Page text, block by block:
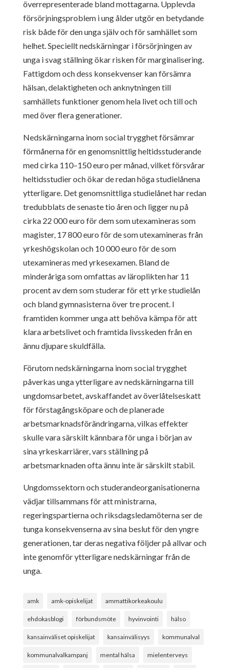
överrepresenterade bland mottagarna. Upplevda
försörjningsproblem i ung ålder utgör en betydande
risk både för den unga själv och för samhället som
helhet. Speciellt nedskärningar i försörjningen av
unga i svag ställning ökar risken för marginalisering.
Fattigdom och dess konsekvenser kan försämra
hälsan, delaktigheten och anknytningen till
samhällets funktioner genom hela livet och till och
med över flera generationer.
Nedskärningarna inom social trygghet försämrar
förmånerna för en genomsnittlig heltidsstuderande
med cirka 110–150 euro per månad, vilket försvårar
heltidsstudier och ökar de redan höga studielånena
ytterligare. Det genomsnittliga studielånet har redan
tredubblats de senaste tio åren och ligger nu på
cirka 22 000 euro för dem som utexamineras som
magister, 17 800 euro för de som utexamineras från
yrkeshögskolan och 10 000 euro för de som
utexamineras med yrkesexamen. Bland de
minderåriga som omfattas av läroplikten har 11
procent av dem som studerar för ett yrke studielån
och bland gymnasisterna över tre procent. I
framtiden kommer unga att behöva kämpa för att
klara arbetslivet och framtida livsskeden från en
ännu djupare skuldfälla.
Förutom nedskärningarna inom social trygghet
påverkas unga ytterligare av nedskärningarna till
ungdomsarbetet, avskaffandet av överlåtelseskatt
för förstagångsköpare och de planerade
arbetsmarknadsförändringarna, vilkas effekter
skulle vara särskilt kännbara för unga i början av
sina yrkeskarriärer, vars ställning på
arbetsmarknaden ofta ännu inte är särskilt stabil.
Ungdomssektorn och studerandeorganisationerna
vädjar tillsammans för att ministrarna,
regeringspartierna och riksdagsledamöterna ser de
tunga konsekvenserna av sina beslut för den yngre
generationen, tar deras negativa följder på allvar och
inte genomför ytterligare nedskärningar från de
unga.
amk amk-opiskelijat ammattikorkeakoulu
ehdokasblogi förbundsmöte hyvinvointi hälso
kansainväliset opiskelijat kansainvälisyys kommunalval
kommunalvalkampanj mental hälsa mielenterveys